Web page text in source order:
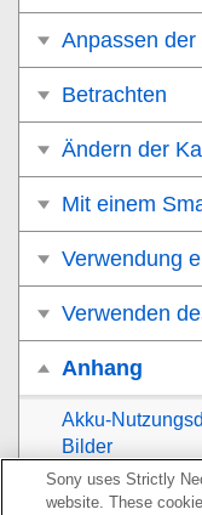
Anpassen der
Betrachten
Ändern der
Mit einem
Verwendung
Verwenden
Anhang
Akku-
Bilder
Anzahl der
Sony uses Strictly
website. These